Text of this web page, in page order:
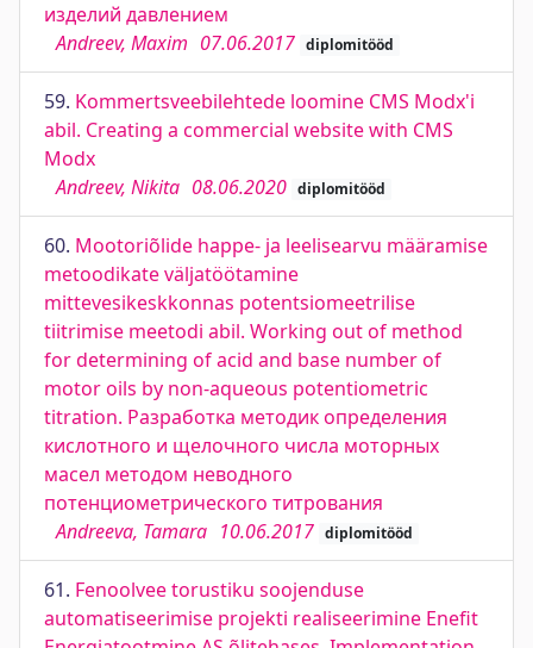
изделий давлением
Andreev, Maxim 07.06.2017 diplomitööd
59. Kommertsveebilehtede loomine CMS Modx'i
abil. Creating a commercial website with CMS
Modx
Andreev, Nikita 08.06.2020 diplomitööd
60. Mootoriõlide happe- ja leelisearvu määramise
metoodikate väljatöötamine
mittevesikeskkonnas potentsiomeetrilise
tiitrimise meetodi abil. Working out of method
for determining of acid and base number of
motor oils by non-aqueous potentiometric
titration. Разработка методик определения
кислотного и щелочного числа моторных
масел методом неводного
потенциометрического титрования
Andreeva, Tamara 10.06.2017 diplomitööd
61. Fenoolvee torustiku soojenduse
automatiseerimise projekti realiseerimine Enefit